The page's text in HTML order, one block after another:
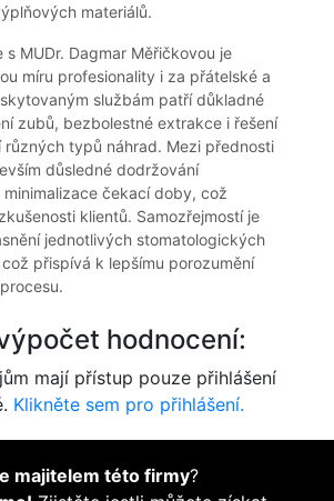
materiálů.
MUDr. Dagmar Měřičkovou je
míru profesionality i za přátelské a
službám patří důkladné
zubů, bezbolestné extrakce i řešení
typů náhrad. Mezi přednosti
důsledné dodržování
čekací doby, což
klientů. Samozřejmostí je
jednotlivých stomatologických
přispívá k lepšímu porozumění
hodnocení:
mají přístup pouze přihlášení
Klikněte sem pro přihlášení.
majitelem této firmy?